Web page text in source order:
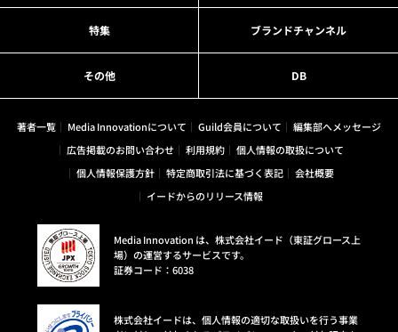
特集 ブランドチャンネル
その他 DB
著者一覧 Media Innovationについて Guild会員について
編集部へメッセージ
広告掲載のお問い合わせ
利用規約
個人情報の取扱について
個人情報保護方針
特定商取引法に基づく表記
会社概要
イードからのリリース情報
Media Innovation は、株式会社イード（東証グロース上
場）の運営するサービスです。
証券コード：6038
株式会社イードは、個人情報の適切な取扱いを行う事業